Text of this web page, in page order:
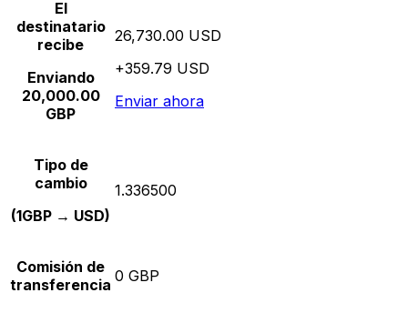
El
destinatario
recibe
Enviando
20,000.00
GBP
26,730.00 USD
+359.79 USD
Enviar ahora
Tipo de
cambio
(1GBP → USD)
1.336500
Comisión de
transferencia 0 GBP